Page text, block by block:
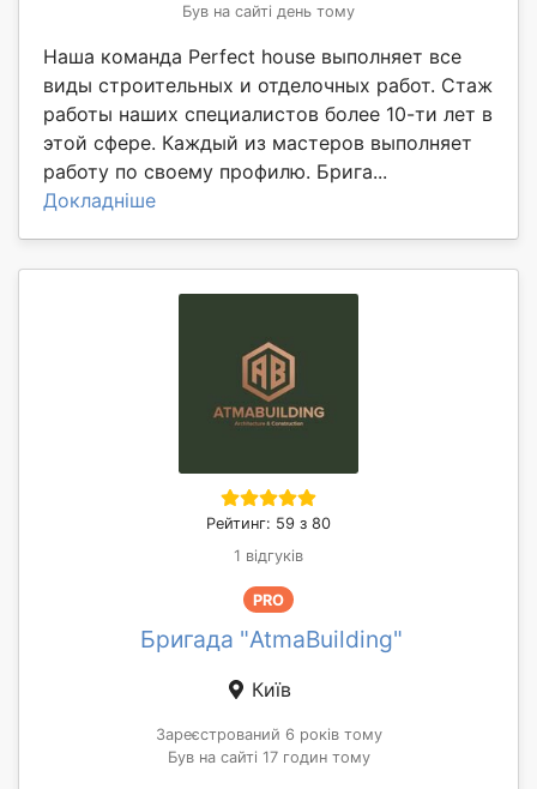
Був на сайті день тому
Наша команда Perfect house выполняет все
виды строительных и отделочных работ. Стаж
работы наших специалистов более 10-ти лет в
этой сфере. Каждый из мастеров выполняет
работу по своему профилю. Брига...
Докладніше
Рейтинг: 59 з 80
1 відгуків
PRO
Бригада "AtmaBuilding"
Київ
Зареєстрований 6 років тому
Був на сайті 17 годин тому